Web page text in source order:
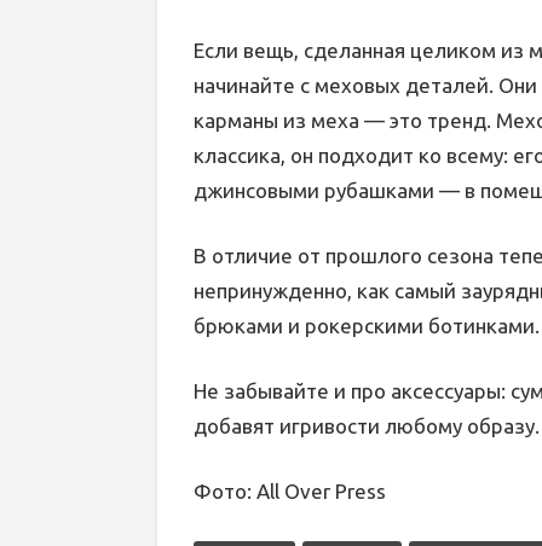
Если вещь, сделанная целиком из
начинайте с меховых деталей.
карманы из меха — это тренд.
классика, он подходит ко всему:
джинсовыми рубашками — в
В отличие от прошлого сезона
непринужденно, как самый
брюками и рокерскими ботинками.
Не забывайте и про аксессуары:
добавят игривости любому образу.
Фото: All Over Press